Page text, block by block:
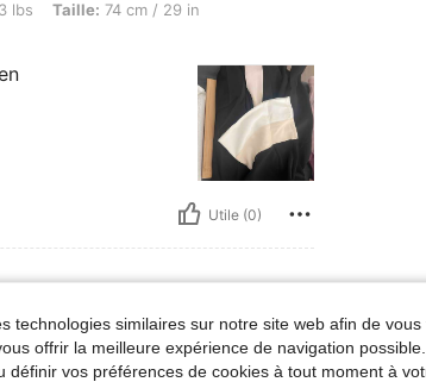
/ 29 in, Buste: 94 cm / 37 in, Hanches: 105 cm / 41 in,
lbs Taille: 74 cm / 29 in
Utile (0)
cm / 44 in, Buste: 94 cm / 37 in, Taille: 83 cm / 33 in,
lbs Hanches:113 cm / 44 in
technologies similaires sur notre site web afin de
offrir la meilleure expérience de navigation
définir vos préférences de cookies à tout moment à